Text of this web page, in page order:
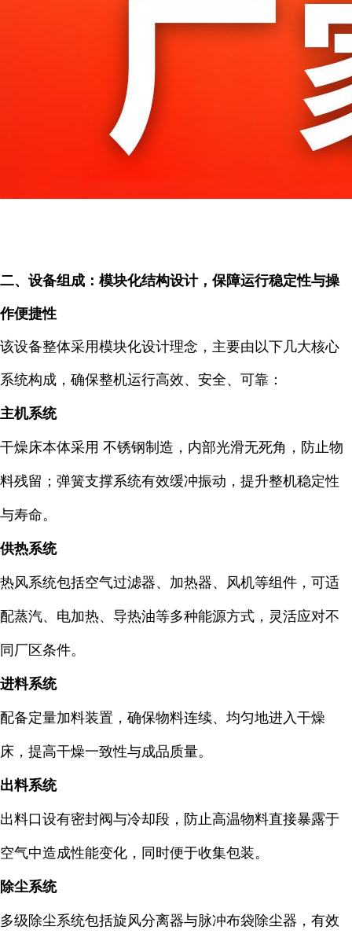
二、设备组成：模块化结构设计，保障运行稳定性与操
作便捷性
该设备整体采用模块化设计理念，主要由以下几大核心
系统构成，确保整机运行高效、安全、可靠：
主机系统
干燥床本体采用 不锈钢制造，内部光滑无死角，防止物
料残留；弹簧支撑系统有效缓冲振动，提升整机稳定性
与寿命。
供热系统
热风系统包括空气过滤器、加热器、风机等组件，可适
配蒸汽、电加热、导热油等多种能源方式，灵活应对不
同厂区条件。
进料系统
配备定量加料装置，确保物料连续、均匀地进入干燥
床，提高干燥一致性与成品质量。
出料系统
出料口设有密封阀与冷却段，防止高温物料直接暴露于
空气中造成性能变化，同时便于收集包装。
除尘系统
多级除尘系统包括旋风分离器与脉冲布袋除尘器，有效